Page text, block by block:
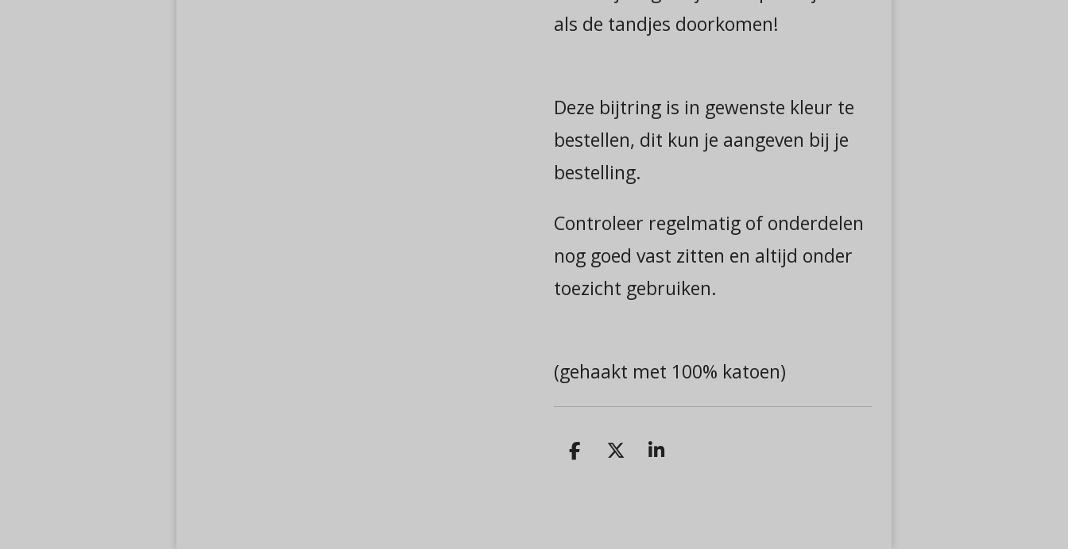
als de tandjes doorkomen!
Deze bijtring is in gewenste kleur te
bestellen, dit kun je aangeven bij je
bestelling.
Controleer regelmatig of onderdelen
nog goed vast zitten en altijd onder
toezicht gebruiken.
(gehaakt met 100% katoen)
D
D
S